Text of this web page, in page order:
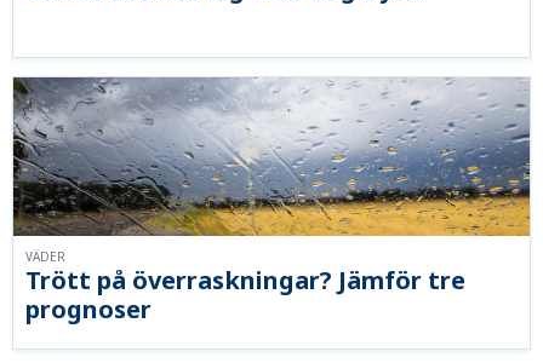
Trött på överraskningar? Jämför tre
prognoser
VÄDER